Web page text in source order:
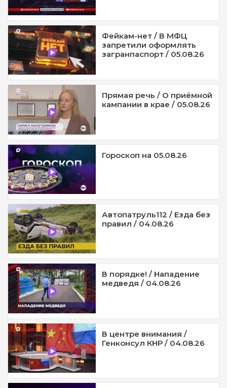
Фейкам-нет / В МФЦ
запретили оформлять
загранпаспорт / 05.08.26
Прямая речь / О приёмной
кампании в крае / 05.08.26
Гороскоп на 05.08.26
Автопатруль112 / Езда без
правил / 04.08.26
В порядке! / Нападение
медведя / 04.08.26
В центре внимания /
Генконсул КНР / 04.08.26